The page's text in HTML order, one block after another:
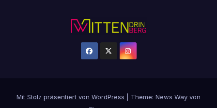
Mit Stolz präsentiert von WordPress
Theme: News Way von